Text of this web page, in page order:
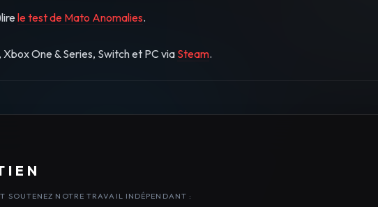
le test de Mato Anomalies.
One & Series, Switch et PC via Steam.
SOUTENEZ NOTRE TRAVAIL INDÉPENDANT :